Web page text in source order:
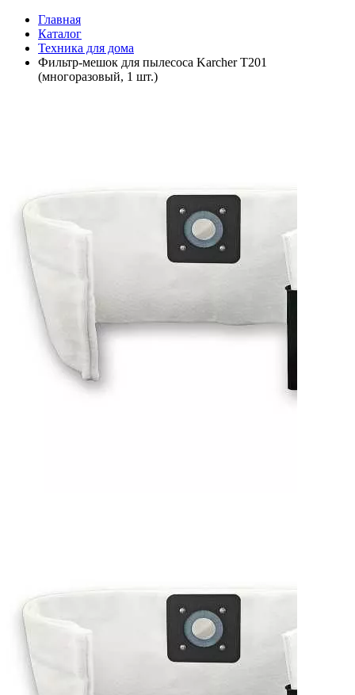
Главная
Каталог
Техника для дома
Фильтр-мешок для пылесоса Karcher T201
(многоразовый, 1 шт.)